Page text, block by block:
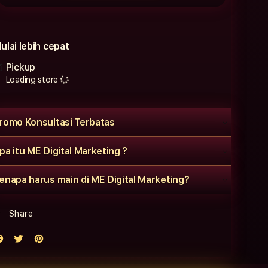
lebih cepat
Pickup
Loading store
Konsultasi Terbatas
itu ME Digital Marketing ?
harus main di ME Digital Marketing?
Share